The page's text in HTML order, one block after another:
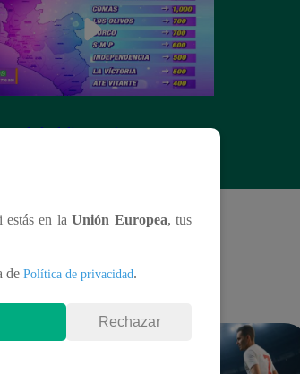
de la delincuencia
estás en laUnión Europea, tus
de Política de privacidad.
Rechazar